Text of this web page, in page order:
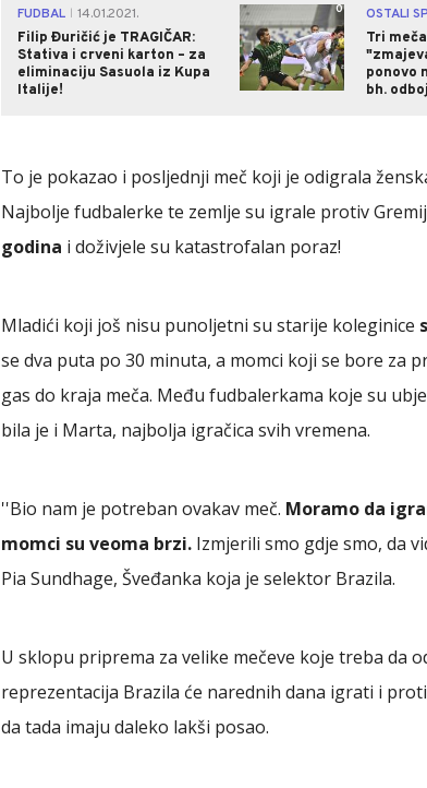
FUDBAL
14.01.2021.
Filip Đuričić je TRAGIČAR:
Stativa i crveni karton – za
eliminaciju Sasuola iz Kupa
Italije!
0 OSTALI
Tri
ponovo
bh.
To je pokazao i posljednji meč koji je odigrala
Najbolje fudbalerke te zemlje su igrale protiv
godina i doživjele su katastrofalan poraz!
Mladići koji još nisu punoljetni su starije koleginice
se dva puta po 30 minuta, a momci koji se bore za
gas do kraja meča. Među fudbalerkama koje su
bila je i Marta, najbolja igračica svih vremena.
''Bio nam je potreban ovakav meč. Moramo da
momci su veoma brzi. Izmjerili smo gdje smo, da
Pia Sundhage, Šveđanka koja je selektor Brazila.
U sklopu priprema za velike mečeve koje treba da
reprezentacija Brazila će narednih dana igrati i
da tada imaju daleko lakši posao.